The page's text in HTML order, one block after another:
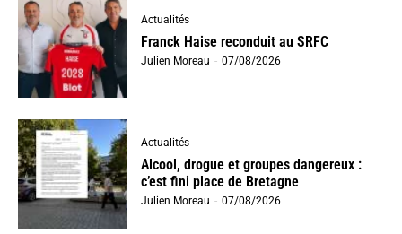
Actualités
Franck Haise reconduit au SRFC
Julien Moreau - 07/08/2026
Actualités
Alcool, drogue et groupes dangereux :
c’est fini place de Bretagne
Julien Moreau - 07/08/2026